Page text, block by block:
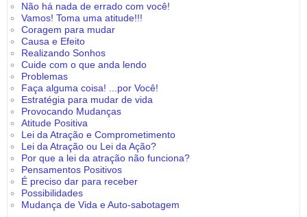
Não há nada de errado com você!
Vamos! Toma uma atitude!!!
Coragem para mudar
Causa e Efeito
Realizando Sonhos
Cuide com o que anda lendo
Problemas
Faça alguma coisa! ...por Você!
Estratégia para mudar de vida
Provocando Mudanças
Atitude Positiva
Lei da Atração e Comprometimento
Lei da Atração ou Lei da Ação?
Por que a lei da atração não funciona?
Pensamentos Positivos
É preciso dar para receber
Possibilidades
Mudança de Vida e Auto-sabotagem